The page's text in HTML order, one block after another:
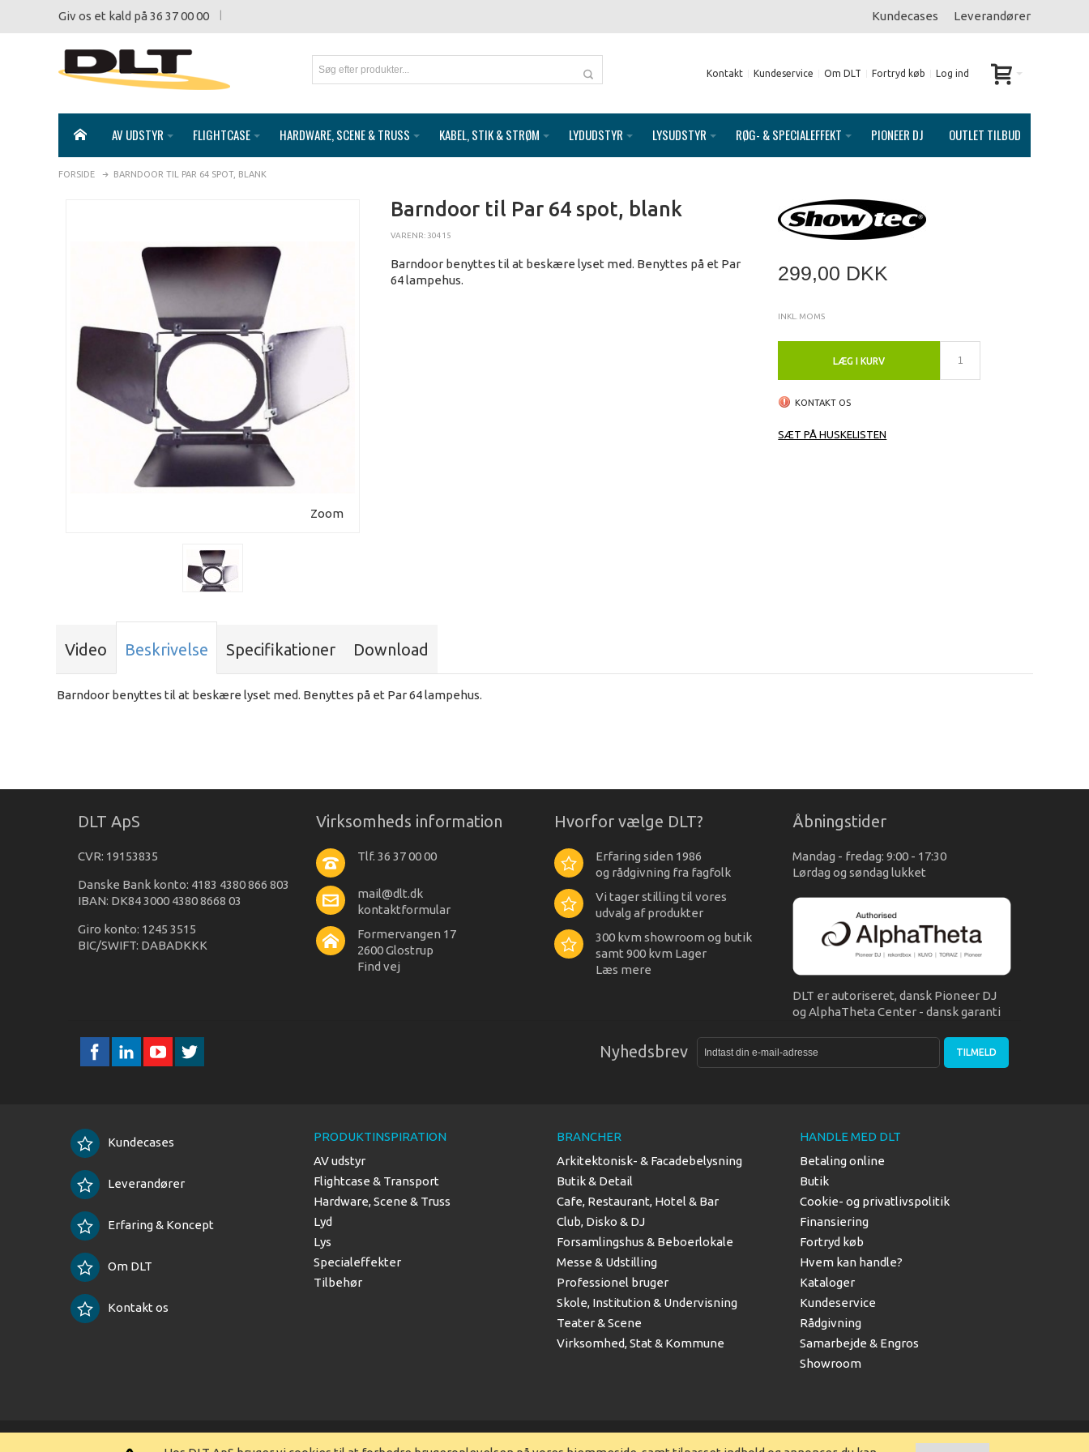
Giv os et kald på 36 37 00 00 Kundecases Leverandører
Kontakt Kundeservice Om DLT Fortryd køb Log ind
AV UDSTYR FLIGHTCASE HARDWARE, SCENE & TRUSS KABEL, STIK & STRØM LYDUDSTYR LYSUDSTYR RØG- & SPECIALEFFEKT PIONEER DJ OUTLET TILBUD
FORSIDE BARNDOOR TIL PAR 64 SPOT, BLANK
Zoom
Barndoor til Par 64 spot, blank
VARENR: 30415
Barndoor benyttes til at beskære lyset med. Benyttes på et Par
64 lampehus.
299,00 DKK
INKL. MOMS
LÆG I KURV
KONTAKT OS
SÆT PÅ HUSKELISTEN
Video Beskrivelse Specifikationer Download
Barndoor benyttes til at beskære lyset med. Benyttes på et Par 64 lampehus.
DLT ApS
CVR: 19153835
Danske Bank konto: 4183 4380 866 803
IBAN: DK84 3000 4380 8668 03
Giro konto: 1245 3515
BIC/SWIFT: DABADKKK
Virksomheds information
Tlf. 36 37 00 00
mail@dlt.dk
kontaktformular
Formervangen 17
2600 Glostrup
Find vej
Hvorfor vælge DLT?
Erfaring siden 1986
og rådgivning fra fagfolk
Vi tager stilling til vores
udvalg af produkter
300 kvm showroom og butik
samt 900 kvm Lager
Læs mere
Åbningstider
Mandag - fredag: 9:00 - 17:30
Lørdag og søndag lukket
DLT er autoriseret, dansk Pioneer DJ
og AlphaTheta Center - dansk garanti
Nyhedsbrev TILMELD
Kundecases
Leverandører
Erfaring & Koncept
Om DLT
Kontakt os
PRODUKTINSPIRATION
AV udstyr
Flightcase & Transport
Hardware, Scene & Truss
Lyd
Lys
Specialeffekter
Tilbehør
BRANCHER
Arkitektonisk- & Facadebelysning
Butik & Detail
Cafe, Restaurant, Hotel & Bar
Club, Disko & DJ
Forsamlingshus & Beboerlokale
Messe & Udstilling
Professionel bruger
Skole, Institution & Undervisning
Teater & Scene
Virksomhed, Stat & Kommune
HANDLE MED DLT
Betaling online
Butik
Cookie- og privatlivspolitik
Finansiering
Fortryd køb
Hvem kan handle?
Kataloger
Kundeservice
Rådgivning
Samarbejde & Engros
Showroom